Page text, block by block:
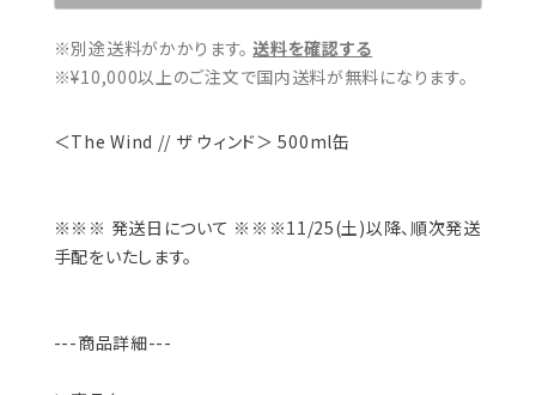
※別途送料がかかります。 送料を確認する
※¥10,000以上のご注文で国内送料が無料になります。
＜The Wind // ザ ウィンド＞ 500ml缶
※※※ 発送日について ※※※11/25(土)以降、順次発送
手配をいたします。
---商品詳細---